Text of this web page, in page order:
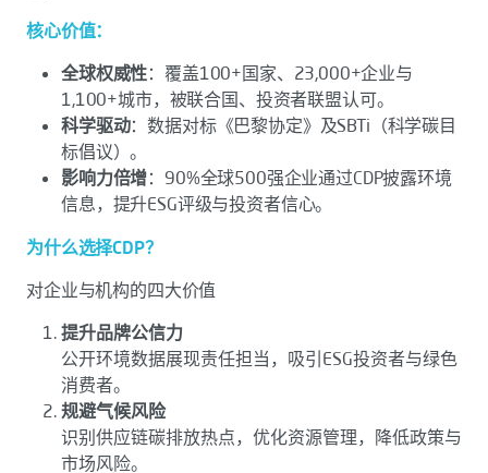
核心价值：
全球权威性：覆盖100+国家、23,000+企业与
1,100+城市，被联合国、投资者联盟认可。
科学驱动：数据对标《巴黎协定》及SBTi（科学碳目
标倡议）。
影响力倍增：90%全球500强企业通过CDP披露环境
信息，提升ESG评级与投资者信心。
为什么选择CDP？
对企业与机构的四大价值
提升品牌公信力
公开环境数据展现责任担当，吸引ESG投资者与绿色
消费者。
规避气候风险
识别供应链碳排放热点，优化资源管理，降低政策与
市场风险。